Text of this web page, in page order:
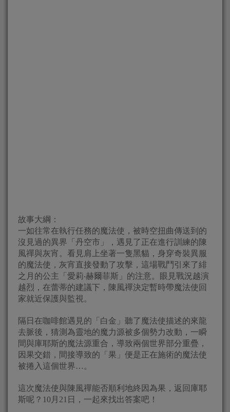
故事大綱：
一如往常在執行任務的魔法使，被時空扭曲傳送到的
沒見過的異界「丹空市」，遇見了正在進行訓練的陳
風禪與灰宵。看見肩上坐著一隻黑貓，身穿奇裝異服
的魔法使，灰宵直接發動了攻擊，這場戰鬥引來了緋
之月的公主「愛莉‧赫爾菲斯」的注意。眼見戰況越演
越烈，在蕾蒂的建議下，陳風禪決定暫時帶魔法使回
家就近保護與監視。
隔日在咖啡館遇見的「白金」聽了魔法使描述的來龍
去脈後，猜測為靈地的魔力源被多個勢力改動，一瞬
間與庫耶斯的魔法源重合，導致兩個世界部分重疊，
因果交錯，間接導致的「果」便是正在施術的魔法使
被捲入這個世界…。
這次魔法使與陳風禪能否順利地終因為果，返回庫耶
斯呢？10月21日，一起來找出答案吧！